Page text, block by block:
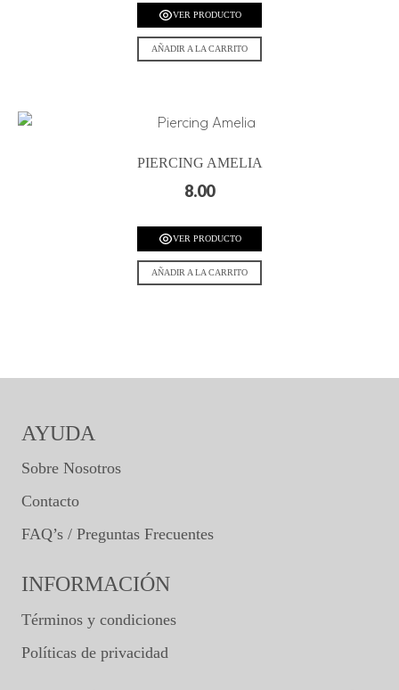
VER PRODUCTO
AÑADIR A LA CARRITO
PIERCING AMELIA
8.00
VER PRODUCTO
AÑADIR A LA CARRITO
AYUDA
Sobre Nosotros
Contacto
FAQ’s / Preguntas Frecuentes
INFORMACIÓN
Términos y condiciones
Políticas de privacidad